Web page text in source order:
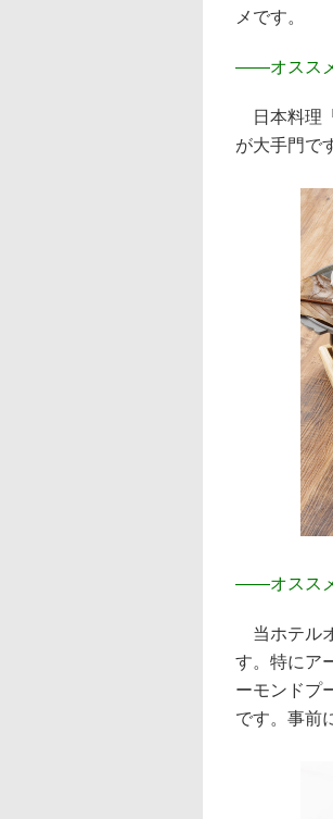
メです。
――オスス
日本料理
が大手門で
――オスス
当ホテル
す。特にア
ーモンドプ
です。事前